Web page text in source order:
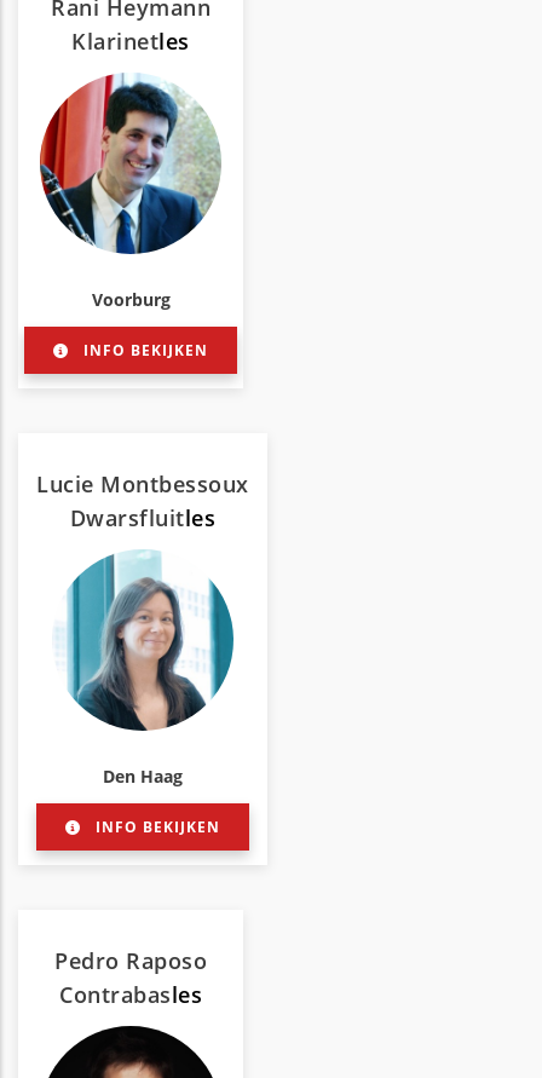
Rani Heymann
Klarinetles
Voorburg
INFO BEKIJKEN
Lucie Montbessoux
Dwarsfluitles
Den Haag
INFO BEKIJKEN
Pedro Raposo
Contrabasles